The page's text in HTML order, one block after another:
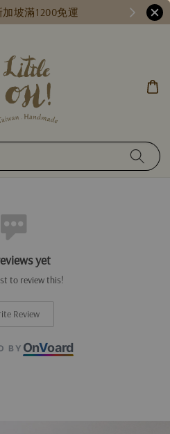
坡滿1200免運
yet
to review this!
Review
BY OnVoard